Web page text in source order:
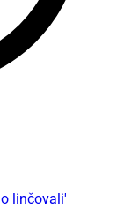
linčovali'